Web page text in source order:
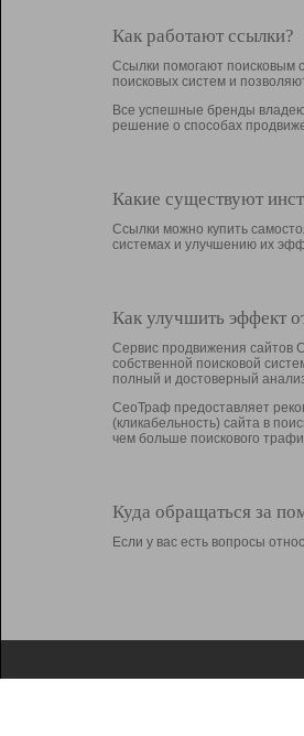
Как работают ссылки?
Ссылки помогают поисковым
поисковых систем и
Все успешные бренды
решение о способах
Какие существуют
Ссылки можно купить
системах и улучшению их
Как улучшить эффект
Сервис продвижения сайтов
собственной поисковой
полный и достоверный
СеоТраф предоставляет
(кликабельность) сайта в
чем больше поискового
Куда обращаться за
Если у вас есть вопросы